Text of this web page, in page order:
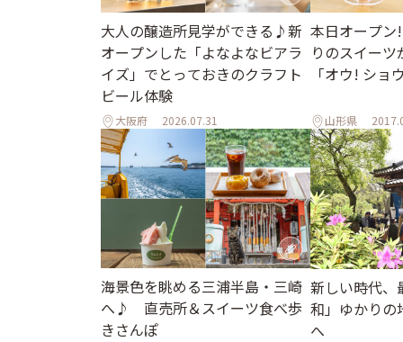
大人の醸造所見学ができる♪新
オープンした「よなよなビアラ
イズ」でとっておきのクラフト
ビール体験
大阪府 2026.07.31
本日オープ
りのスイー
「オウ! ショ
山形県
海景色を眺める三浦半島・三崎
へ♪ 直売所＆スイーツ食べ歩
きさんぽ
新しい時代、
和」ゆかりの
へ